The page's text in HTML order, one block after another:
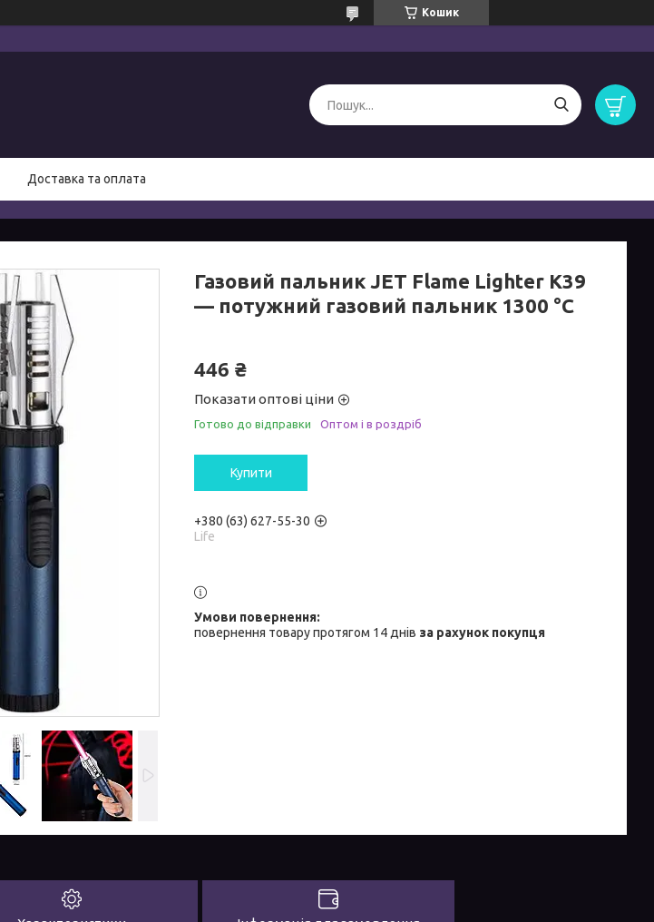
Кошик
Доставка та оплата
Газовий пальник JET Flame Lighter K39
— потужний газовий пальник 1300 °C
446 ₴
Показати оптові ціни
Готово до відправки Оптом і в роздріб
Купити
+380 (63) 627-55-30
Life
повернення товару протягом 14 днів за рахунок покупця